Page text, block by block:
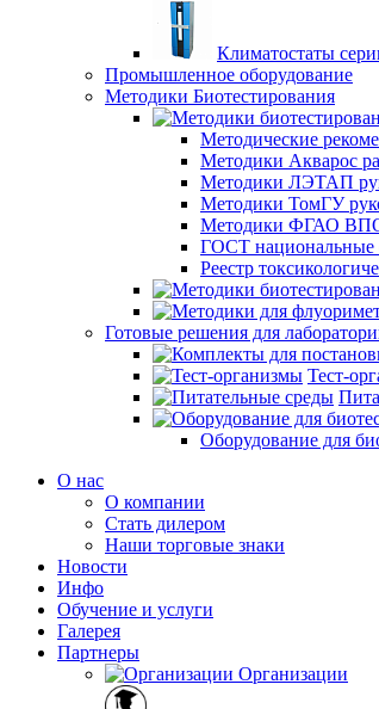
Климатостаты
Промышленное оборудование
Методики Биотестирования
Методические
Методики Акварос
Методики ЛЭТАП
Методики ТомГУ
Методики ФГАО ВПО
ГОСТ национальные
Реестр
Готовые решения для
Тест-
Оборудование для
О нас
О компании
Стать дилером
Наши торговые знаки
Новости
Инфо
Обучение и услуги
Галерея
Партнеры
Организации